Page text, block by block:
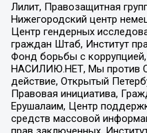
Лилит, Правозащитная
Нижегородский центр
Центр гендерных
граждан Штаб, Институт
Фонд борьбы с коррупцией,
НАСИЛИЮ.НЕТ, Мы против
действие, Открытый
Правовая инициатива,
Ерушалаим, Центр
средств массовой